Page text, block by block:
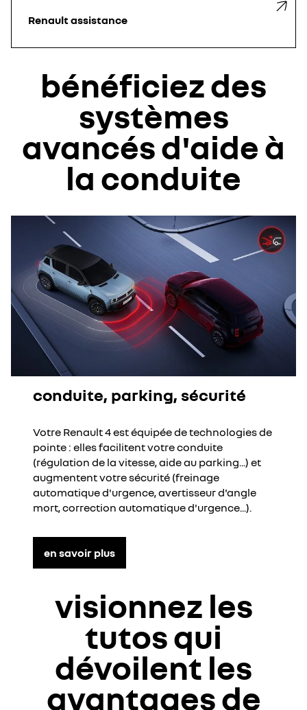
Renault assistance
bénéficiez des
systèmes
avancés d'aide à
la conduite
conduite, parking, sécurité
Votre Renault 4 est équipée de technologies de
pointe : elles facilitent votre conduite
(régulation de la vitesse, aide au parking...) et
augmentent votre sécurité (freinage
automatique d'urgence, avertisseur d'angle
mort, correction automatique d'urgence...).
en savoir plus
visionnez les
tutos qui
dévoilent les
avantages de